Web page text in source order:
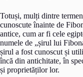
Totuși, mulți dintre
cunoscute înainte de
antice, cum ar fi cele
numele de „șirul lui
șirul a fost cunoscut și
încă din antichitate, în
și proprietăților lor.